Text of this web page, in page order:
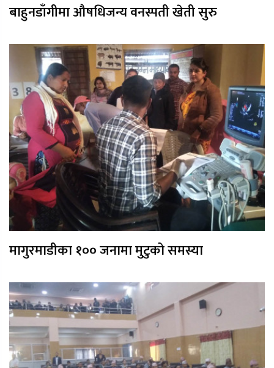
बाहुनडाँगीमा औषधिजन्य वनस्पती खेती सुरु
मागुरमाडीका १०० जनामा मुटुको समस्या